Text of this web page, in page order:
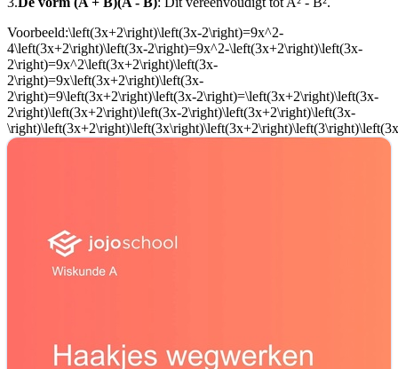
Voorbeeld:\left(3x+2\right)\left(3x-2\right)=9x^2-
4\left(3x+2\right)\left(3x-2\right)=9x^2-\left(3x+2\right)\left(3x-
2\right)=9x^2\left(3x+2\right)\left(3x-
2\right)=9x\left(3x+2\right)\left(3x-
2\right)=9\left(3x+2\right)\left(3x-2\right)=\left(3x+2\right)\left(3x-
2\right)\left(3x+2\right)\left(3x-2\right)\left(3x+2\right)\left(3x-